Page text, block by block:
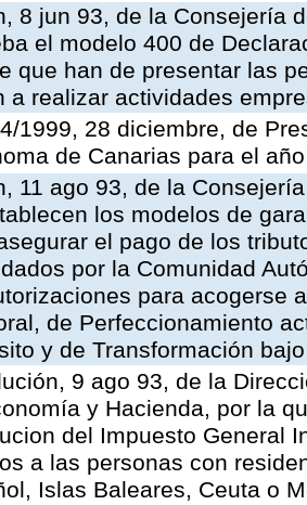
8 jun 93, de la Consejería
el modelo 400 de
que han de presentar las
a realizar actividades
1999, 28 diciembre, de
de Canarias para el
11 ago 93, de la
los modelos de
el pago de los
por la Comunidad
para acogerse
de Perfeccionamiento
y de Transformación
9 ago 93, de la
y Hacienda, por la
del Impuesto General
a las personas con
Islas Baleares, Ceuta o